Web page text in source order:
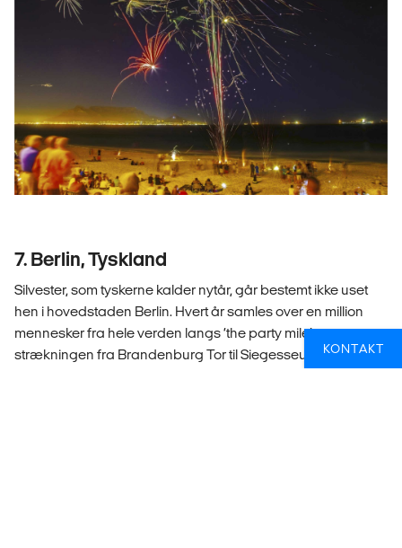
7. Berlin, Tyskland
Silvester, som tyskerne kalder nytår, går bestemt ikke uset
hen i hovedstaden Berlin. Hvert år samles over en million
mennesker fra hele verden langs ‘the party mile’ –
strækningen fra Brandenburg Tor til Siegesseule. ToKONTAKT